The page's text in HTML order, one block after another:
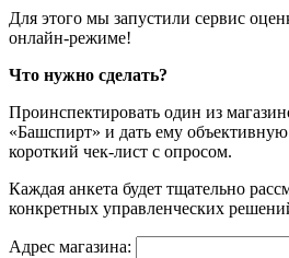
Для этого мы запустили сервис
онлайн-режиме!
Что нужно сделать?
Проинспектировать один из
«Башспирт» и дать ему
короткий чек-лист с опросом.
Каждая анкета будет тщательно
конкретных управленческих
Адрес магазина: